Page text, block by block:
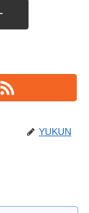
YUKUN